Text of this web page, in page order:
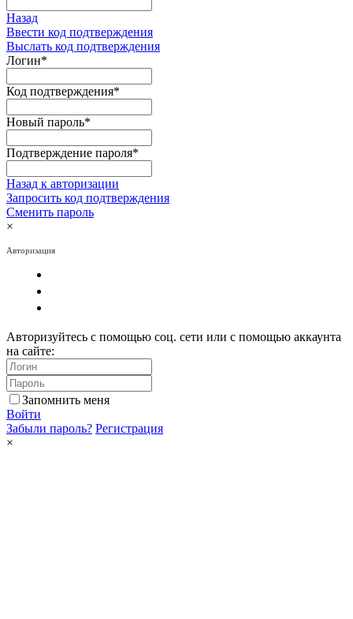
Назад
Ввести код подтверждения
Выслать код подтверждения
Логин*
Код подтверждения*
Новый пароль*
Подтверждение пароля*
Назад к авторизации
Запросить код подтверждения
Сменить пароль
×
Авторизация
Авторизуйтесь с помощью соц. сети или с помощью аккаунта
на сайте:
Запомнить меня
Войти
Забыли пароль? Регистрация
×